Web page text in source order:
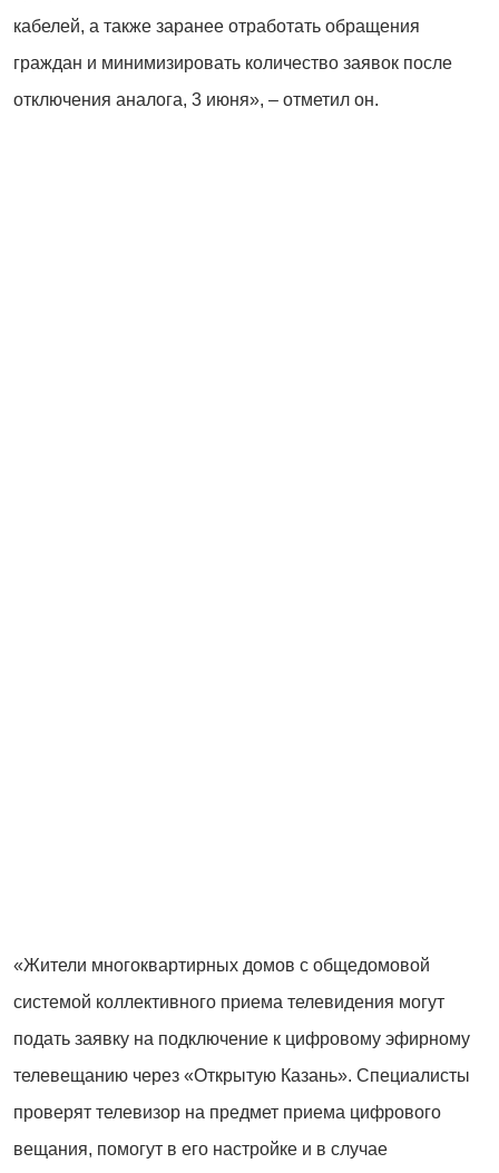
кабелей, а также заранее отработать обращения
граждан и минимизировать количество заявок после
отключения аналога, 3 июня», – отметил он.
«Жители многоквартирных домов с общедомовой
системой коллективного приема телевидения могут
подать заявку на подключение к цифровому эфирному
телевещанию через «Открытую Казань». Специалисты
проверят телевизор на предмет приема цифрового
вещания, помогут в его настройке и в случае